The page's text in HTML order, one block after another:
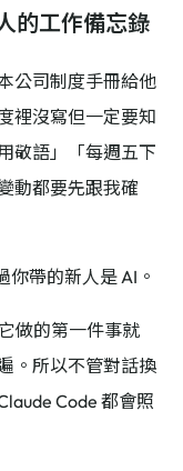
的工作備忘錄
公司制度手冊給他
裡沒寫但一定要知
敬語」「每週五下
動都要先跟我確
你帶的新人是 AI。
做的第一件事就
。所以不管對話換
Code 都會照